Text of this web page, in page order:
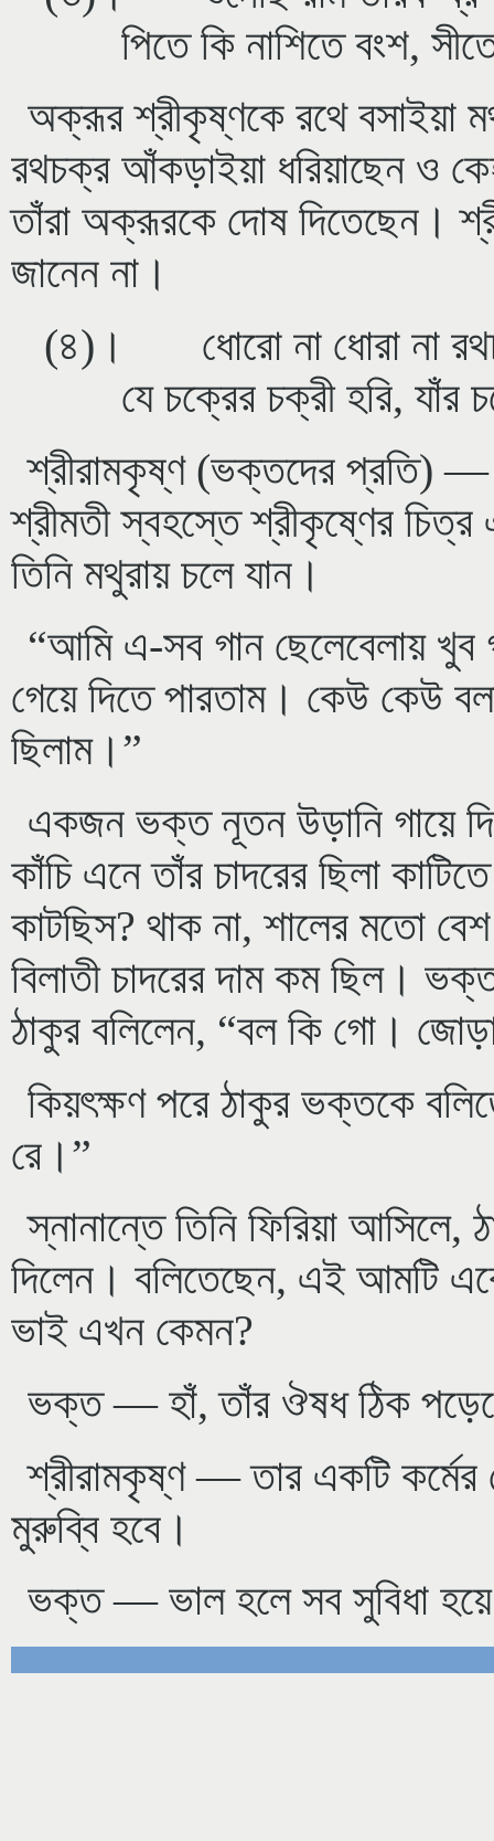
পিতে কি নাশিতে বংশ,
অক্রূর শ্রীকৃষ্ণকে রথে বসাইয়া
রথচক্র আঁকড়াইয়া ধরিয়াছেন ও
তাঁরা অক্রূরকে দোষ দিতেছেন।
জানেন না।
(৪)। ধোরো না ধোরা না
যে চক্রের চক্রী হরি,
শ্রীরামকৃষ্ণ (ভক্তদের প্রতি) —
শ্রীমতী স্বহস্তে শ্রীকৃষ্ণের
তিনি মথুরায় চলে যান।
“আমি এ-সব গান ছেলেবেলায়
গেয়ে দিতে পারতাম। কেউ কেউ
ছিলাম।”
একজন ভক্ত নূতন উড়ানি গায়ে
কাঁচি এনে তাঁর চাদরের ছিলা
কাটছিস? থাক না, শালের মতো
বিলাতী চাদরের দাম কম ছিল।
ঠাকুর বলিলেন, “বল কি গো।
কিয়ৎক্ষণ পরে ঠাকুর ভক্তকে
রে।”
স্নানান্তে তিনি ফিরিয়া
দিলেন। বলিতেছেন, এই আমটি
ভাই এখন কেমন?
ভক্ত — হাঁ, তাঁর ঔষধ ঠিক
শ্রীরামকৃষ্ণ — তার একটি
মুরুব্বি হবে।
ভক্ত — ভাল হলে সব সুবিধা হয়ে